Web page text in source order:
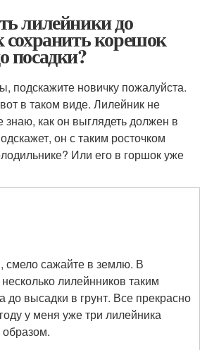
лилейники до
сохранить корешок
посадки?
подскажите новичку пожалуйста.
в таком виде. Лилейник не
знаю, как он выглядеть должен в
он с таким росточком
Или его в горшок уже
смело сажайте в землю. В
лилейнников таким
до высадки в грунт. Все прекрасно
у меня уже три лилейника
образом.